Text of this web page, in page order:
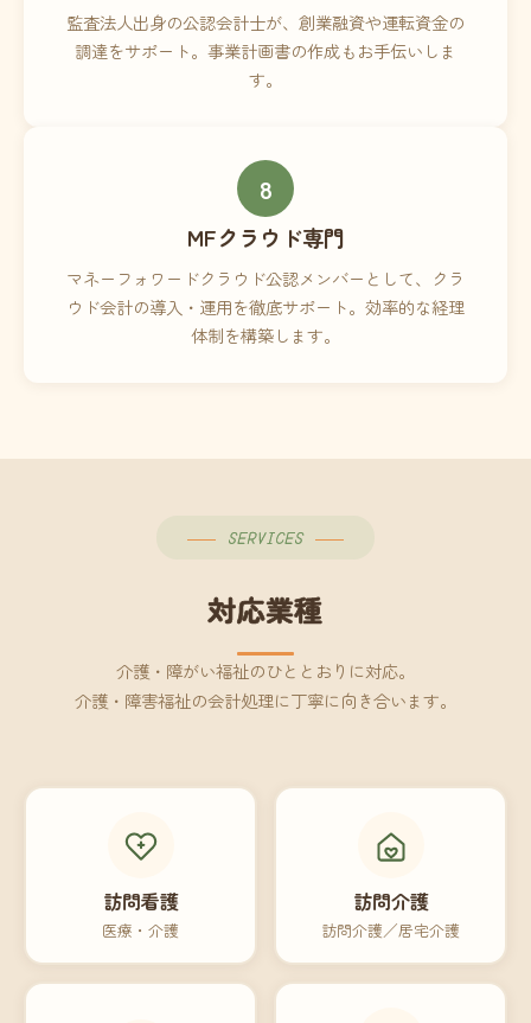
監査法人出身の公認会計士が、創業融資や運転資金の
調達をサポート。事業計画書の作成もお手伝いしま
す。
8
MFクラウド専門
マネーフォワードクラウド公認メンバーとして、クラ
ウド会計の導入・運用を徹底サポート。効率的な経理
体制を構築します。
SERVICES
対応業種
介護・障がい福祉のひととおりに対応。
介護・障害福祉の会計処理に丁寧に向き合います。
訪問看護
医療・介護
訪問介護
訪問介護／居宅介護